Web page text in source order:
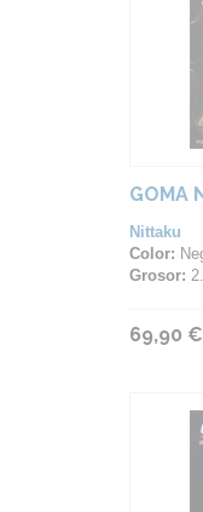
GOMA
Nittaku
Color:
Grosor:
69,90 €